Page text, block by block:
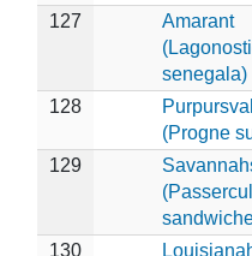
127
Amarant
senegala)
128
(Progne
129
130